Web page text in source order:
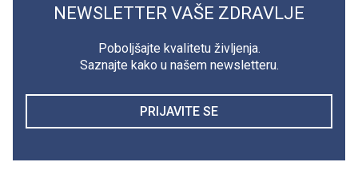
NEWSLETTER VAŠE ZDRAVLJE
Poboljšajte kvalitetu življenja.
Saznajte kako u našem newsletteru.
PRIJAVITE SE